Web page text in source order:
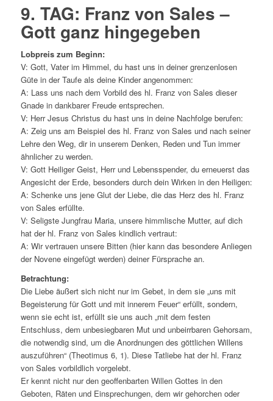
9. TAG: Franz von Sales –
Gott ganz hingegeben
Lobpreis zum Beginn:
V: Gott, Vater im Himmel, du hast uns in deiner grenzenlosen
Güte in der Taufe als deine Kinder angenommen:
A: Lass uns nach dem Vorbild des hl. Franz von Sales dieser
Gnade in dankbarer Freude entsprechen.
V: Herr Jesus Christus du hast uns in deine Nachfolge berufen:
A: Zeig uns am Beispiel des hl. Franz von Sales und nach seiner
Lehre den Weg, dir in unserem Denken, Reden und Tun immer
ähnlicher zu werden.
V: Gott Heiliger Geist, Herr und Lebensspender, du erneuerst das
Angesicht der Erde, besonders durch dein Wirken in den Heiligen:
A: Schenke uns jene Glut der Liebe, die das Herz des hl. Franz
von Sales erfüllte.
V: Seligste Jungfrau Maria, unsere himmlische Mutter, auf dich
hat der hl. Franz von Sales kindlich vertraut:
A: Wir vertrauen unsere Bitten (hier kann das besondere Anliegen
der Novene eingefügt werden) deiner Fürsprache an.
Betrachtung:
Die Liebe äußert sich nicht nur im Gebet, in dem sie „uns mit
Begeisterung für Gott und mit innerem Feuer“ erfüllt, sondern,
wenn sie echt ist, erfüllt sie uns auch „mit dem festen
Entschluss, dem unbesiegbaren Mut und unbeirrbaren Gehorsam,
die notwendig sind, um die Anordnungen des göttlichen Willens
auszuführen“ (Theotimus 6, 1). Diese Tatliebe hat der hl. Franz
von Sales vorbildlich vorgelebt.
Er kennt nicht nur den geoffenbarten Willen Gottes in den
Geboten, Räten und Einsprechungen, dem wir gehorchen oder